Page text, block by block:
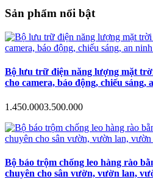
Sản phẩm nổi bật
Bộ lưu trữ điện năng lượng mặt
cho camera, báo động, chiếu sáng,
1.450.0003.500.000
Bộ báo trộm chống leo hàng rào
chuyên cho sân vườn, vườn lan,